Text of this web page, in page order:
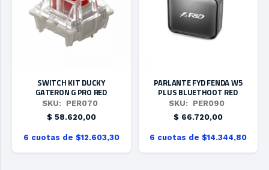
SWITCH KIT DUCKY
GATERON G PRO RED
SKU:
PER070
$58.620,00
6 cuotas de $12.603,30
PARLANTE FYD FENDA W5
PLUS BLUETHOOT RED
SKU:
PER090
$66.720,00
6 cuotas de $14.344,80